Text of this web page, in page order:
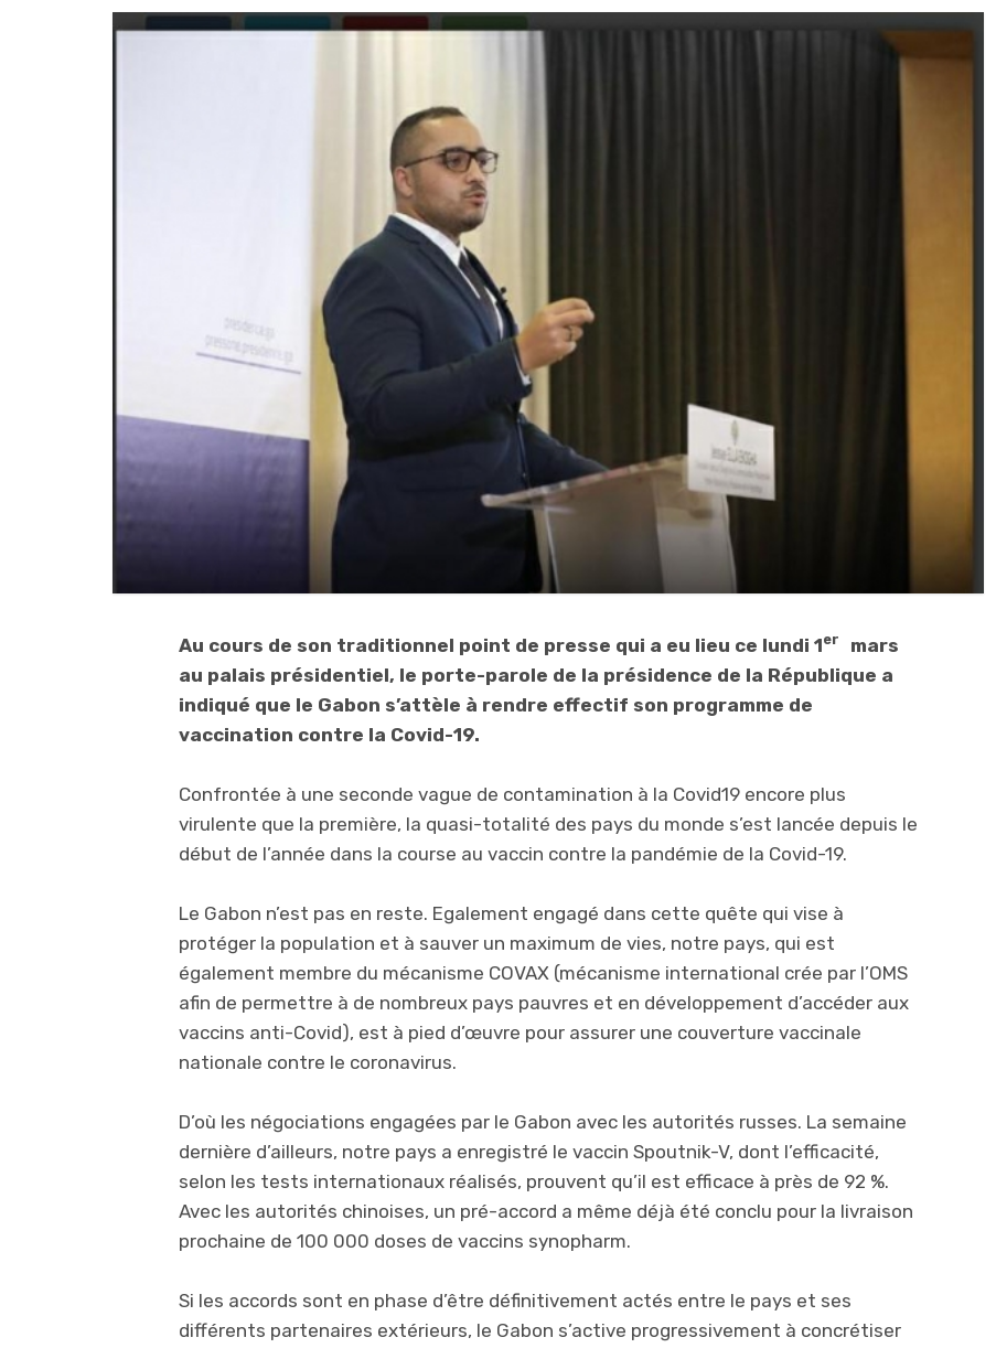
Au cours de son traditionnel point de presse qui a eu lieu ce lundi 1er
mars
au palais présidentiel, le porte-parole de la présidence de la République a
indiqué que le Gabon s’attèle à rendre effectif son programme de
vaccination contre la Covid-19.
Confrontée à une seconde vague de contamination à la Covid19 encore plus
virulente que la première, la quasi-totalité des pays du monde s’est lancée depuis le
début de l’année dans la course au vaccin contre la pandémie de la Covid-19.
Le Gabon n’est pas en reste. Egalement engagé dans cette quête qui vise à
protéger la population et à sauver un maximum de vies, notre pays, qui est
également membre du mécanisme COVAX (mécanisme international crée par l’OMS
afin de permettre à de nombreux pays pauvres et en développement d’accéder aux
vaccins anti-Covid), est à pied d’œuvre pour assurer une couverture vaccinale
nationale contre le coronavirus.
D’où les négociations engagées par le Gabon avec les autorités russes. La semaine
dernière d’ailleurs, notre pays a enregistré le vaccin Spoutnik-V, dont l’efficacité,
selon les tests internationaux réalisés, prouvent qu’il est efficace à près de 92 %.
Avec les autorités chinoises, un pré-accord a même déjà été conclu pour la livraison
prochaine de 100 000 doses de vaccins synopharm.
Si les accords sont en phase d’être définitivement actés entre le pays et ses
différents partenaires extérieurs, le Gabon s’active progressivement à concrétiser